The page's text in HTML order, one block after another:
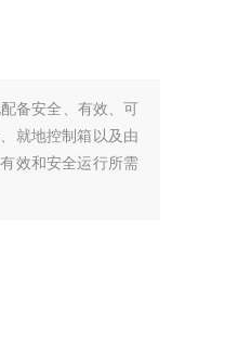
备安全、有效、可
就地控制箱以及由
效和安全运行所需